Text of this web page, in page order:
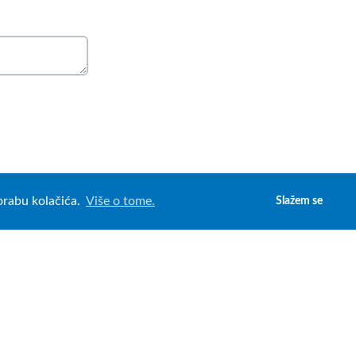
kolačića. Više o tome. Slažem se